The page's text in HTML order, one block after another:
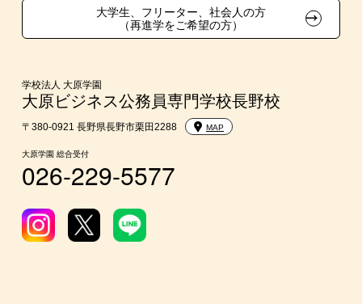
学費
入学前のお勧め学習システム
大学・短期大学・公務員併願制度
大学生、フリーター、社会人の方
（再進学をご希望の方）
学校法人 大原学園
大原ビジネス公務員専門学校長野校
〒380-0921 長野県長野市栗田2288 MAP
大原学園 総合受付
026-229-5577